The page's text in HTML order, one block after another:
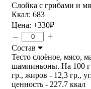
Слойка с грибами и
Ккал: 683
Цена: +330₽
– +
Состав
Тесто слоёное, мясо,
шампиньоны. На 100
гр., жиров - 12,3 гр.,
ценность - 227.7 ккал